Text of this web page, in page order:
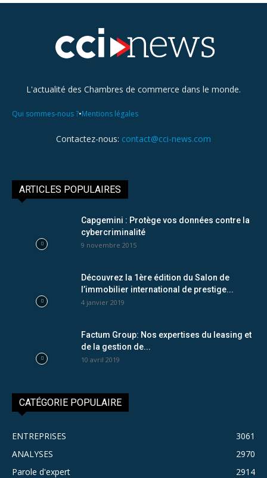
L'actualité des Chambres de commerce dans le monde.
Qui sommes-nous ?•Mentions légales
Contactez-nous: contact@cci-news.com
ARTICLES POPULAIRES
Capgemini : Protège vos données contre la
cybercriminalité
9 novembre 2015
Découvrez la 1ère édition du Salon de
l’immobilier international de prestige...
4 janvier 2019
Factum Group: Nos expertises du leasing et
de la gestion de...
10 avril 2019
CATÉGORIE POPULAIRE
ENTREPRISES
3061
ANALYSES
2970
Parole d'expert
2914